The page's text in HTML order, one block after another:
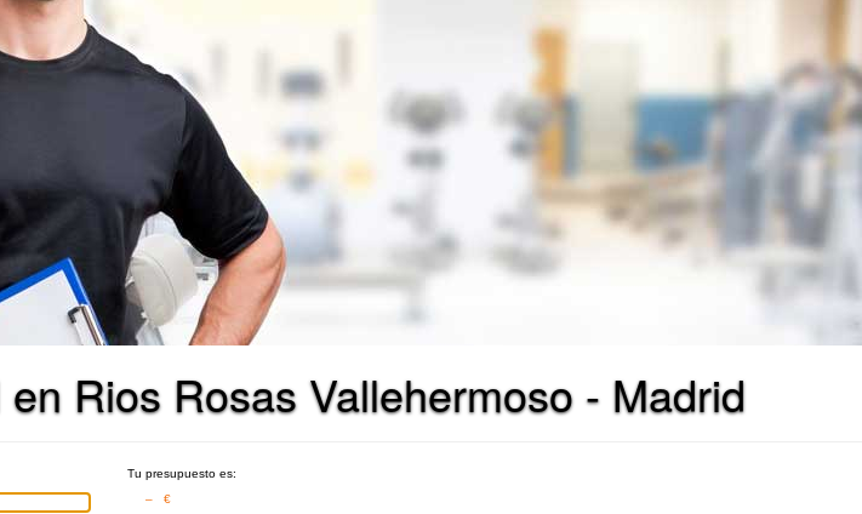
Rios Rosas Vallehermoso - Madrid
Tu presupuesto es:
– €